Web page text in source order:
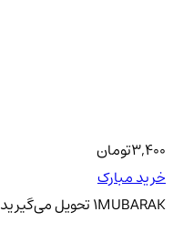
3,400تومان
خرید مبارک
1MUBARAK تحویلمی‌گیرید